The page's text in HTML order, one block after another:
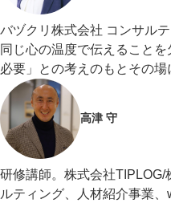
バヅクリ株式会社 コンサル
同じ心の温度で伝えること
必要」との考えのもとその
高津 守
研修講師。株式会社
ルティング、人材紹介事業